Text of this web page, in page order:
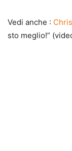
Vedi anche :
sto meglio!”